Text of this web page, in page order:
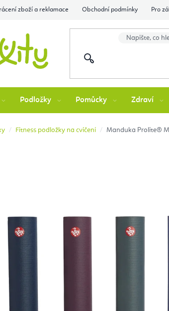
zboží a reklamace Obchodní podmínky Pro
Podložky Pomůcky Zdraví
Fitness podložky na cvičení Manduka Prolite®